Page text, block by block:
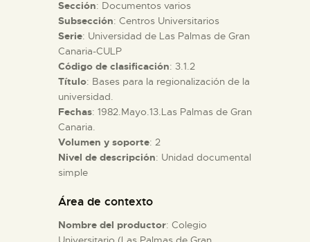
█
EL MUSEO
COLECCIONES
DIDÁCTICA
ESPAÑOL
Sección: Documentos varios
Subsección: Centros Universitarios
Serie: Universidad de Las Palmas de Gran
Canaria-CULP
Código de clasificación: 3.1.2
Título: Bases para la regionalización de la
universidad.
Fechas: 1982.Mayo.13.Las Palmas de Gran
Canaria.
Volumen y soporte: 2
Nivel de descripción: Unidad documental
simple
Área de contexto
Nombre del productor: Colegio